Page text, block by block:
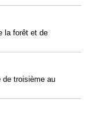
la forêt et de
de troisième au